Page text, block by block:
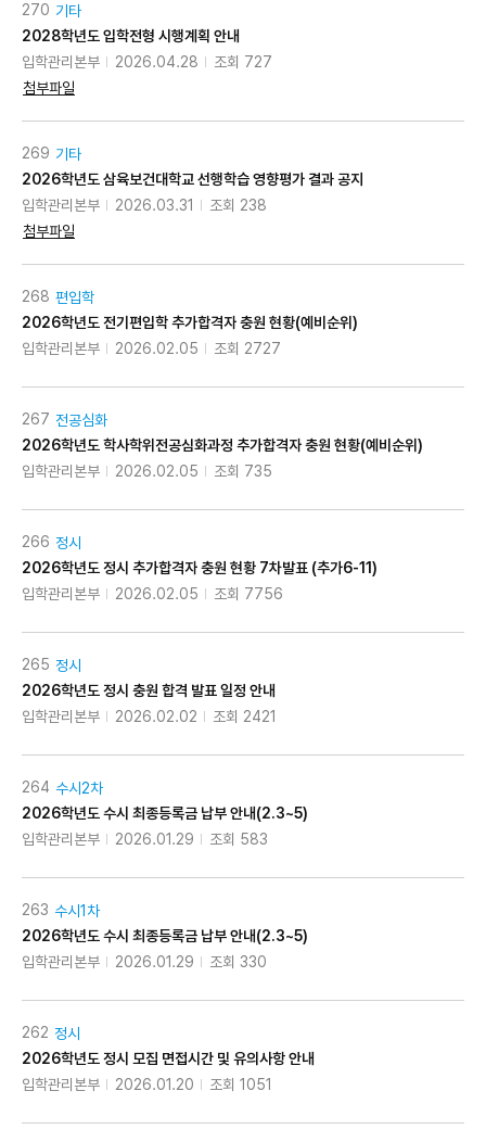
270 기타
2028학년도 입학전형 시행계획 안내
입학관리본부
2026.04.28
조회 727
첨부파일
269 기타
2026학년도 삼육보건대학교 선행학습 영향평가 결과 공지
입학관리본부
2026.03.31
조회 238
첨부파일
268 편입학
2026학년도 전기편입학 추가합격자 충원 현황(예비순위)
입학관리본부
2026.02.05 조회 2727
267 전공심화
2026학년도 학사학위전공심화과정 추가합격자 충원 현황(예비순위)
입학관리본부
2026.02.05 조회 735
266 정시
2026학년도 정시 추가합격자 충원 현황 7차발표 (추가6-11)
입학관리본부
2026.02.05 조회 7756
265 정시
2026학년도 정시 충원 합격 발표 일정 안내
입학관리본부
2026.02.02 조회 2421
264 수시2차
2026학년도 수시 최종등록금 납부 안내(2.3~5)
입학관리본부
2026.01.29 조회 583
263 수시1차
2026학년도 수시 최종등록금 납부 안내(2.3~5)
입학관리본부
2026.01.29 조회 330
262 정시
2026학년도 정시 모집 면접시간 및 유의사항 안내
입학관리본부
2026.01.20 조회 1051